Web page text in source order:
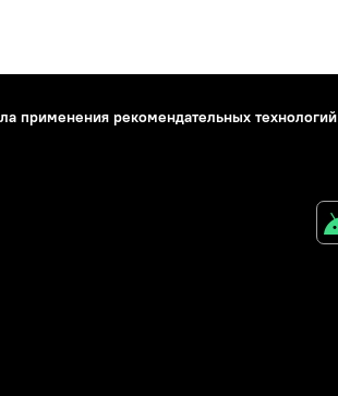
применения рекомендательных технологий